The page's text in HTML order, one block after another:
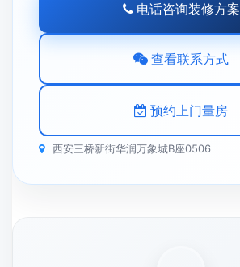
电话咨询装修方案
查看联系方式
预约上门量房
西安三桥新街华润万象城B座0506